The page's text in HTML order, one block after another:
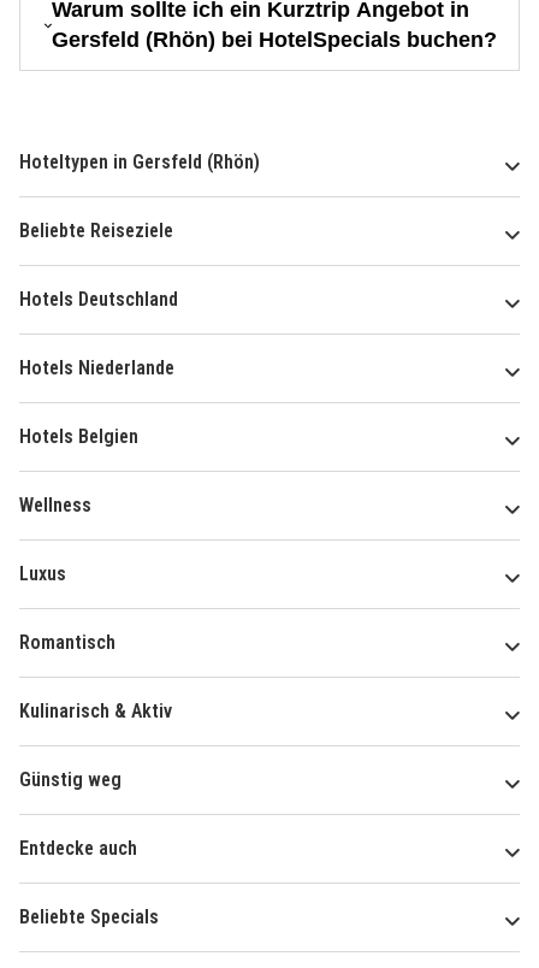
Warum sollte ich ein Kurztrip Angebot in
Gersfeld (Rhön) bei HotelSpecials buchen?
Hoteltypen in Gersfeld (Rhön)
Beliebte Reiseziele
Hotels Deutschland
Hotels Niederlande
Hotels Belgien
Wellness
Luxus
Romantisch
Kulinarisch & Aktiv
Günstig weg
Entdecke auch
Beliebte Specials